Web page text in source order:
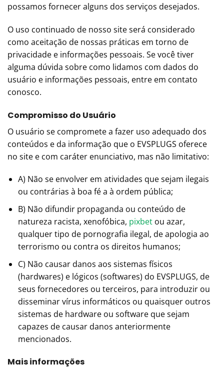
possamos fornecer alguns dos serviços desejados.
O uso continuado de nosso site será considerado
como aceitação de nossas práticas em torno de
privacidade e informações pessoais. Se você tiver
alguma dúvida sobre como lidamos com dados do
usuário e informações pessoais, entre em contato
conosco.
Compromisso do Usuário
O usuário se compromete a fazer uso adequado dos
conteúdos e da informação que o EVSPLUGS oferece
no site e com caráter enunciativo, mas não limitativo:
A) Não se envolver em atividades que sejam ilegais
ou contrárias à boa fé a à ordem pública;
B) Não difundir propaganda ou conteúdo de
natureza racista, xenofóbica, pixbetou azar,
qualquer tipo de pornografia ilegal, de apologia ao
terrorismo ou contra os direitos humanos;
C) Não causar danos aos sistemas físicos
(hardwares) e lógicos (softwares) do EVSPLUGS, de
seus fornecedores ou terceiros, para introduzir ou
disseminar vírus informáticos ou quaisquer outros
sistemas de hardware ou software que sejam
capazes de causar danos anteriormente
mencionados.
Mais informações